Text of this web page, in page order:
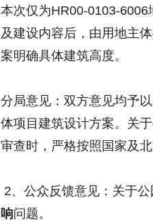
本次仅为HR00-0103-
及建设内容后，由用地主
案明确具体建筑高度。
分局意见：双方意见均予
体项目建筑设计方案。关
审查时，严格按照国家及
2、公众反馈意见：关于
响问题。